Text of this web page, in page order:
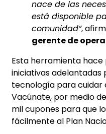
nace de las
está disponible
comunidad”,
gerente de
Esta herramienta
iniciativas
tecnología para cuidar
Vacúnate, por medio
mil cupones para que
fácilmente al Plan